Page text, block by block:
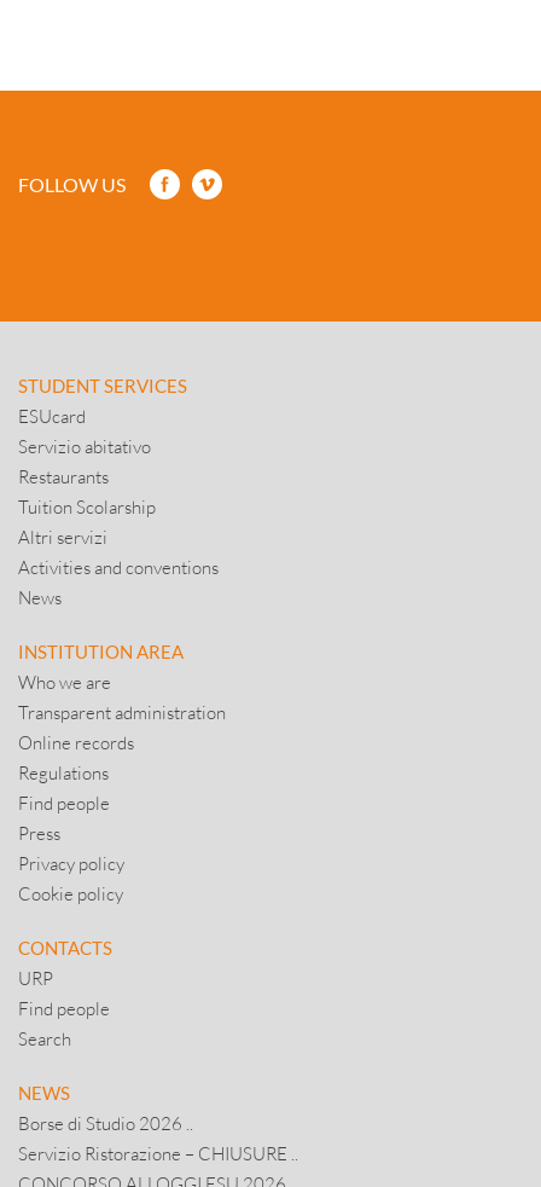
FOLLOW US
STUDENT SERVICES
ESUcard
Servizio abitativo
Restaurants
Tuition Scolarship
Altri servizi
Activities and conventions
News
INSTITUTION AREA
Who we are
Transparent administration
Online records
Regulations
Find people
Press
Privacy policy
Cookie policy
CONTACTS
URP
Find people
Search
NEWS
Borse di Studio 2026 ..
Servizio Ristorazione – CHIUSURE ..